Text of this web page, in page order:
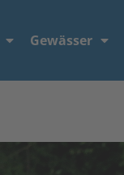
Gewässer